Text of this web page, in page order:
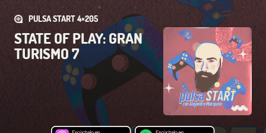
PULSA START 4×205
STATE OF PLAY: GRAN
TURISMO 7